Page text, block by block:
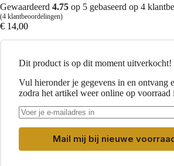
Gewaardeerd 4.75 op 5 gebaseerd op 4
(4 klantbeoordelingen)
€ 14,00
Dit product is op dit moment uitverkocht!
Vul hieronder je gegevens in en ontvang
zodra het artikel weer online op voorraad
Mail mij bij nieuwe